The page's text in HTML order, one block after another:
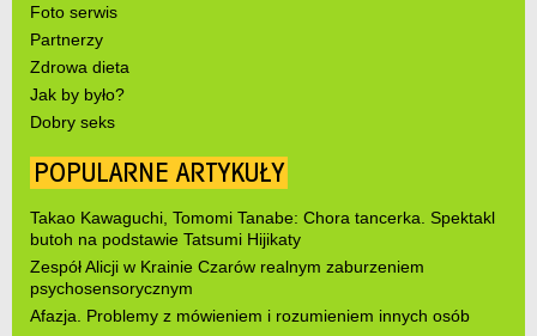
Foto serwis
Partnerzy
Zdrowa dieta
Jak by było?
Dobry seks
POPULARNE ARTYKUŁY
Takao Kawaguchi, Tomomi Tanabe: Chora tancerka. Spektakl
butoh na podstawie Tatsumi Hijikaty
Zespół Alicji w Krainie Czarów realnym zaburzeniem
psychosensorycznym
Afazja. Problemy z mówieniem i rozumieniem innych osób